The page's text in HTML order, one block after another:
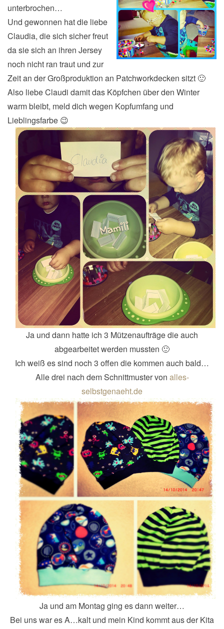
unterbrochen…
Und gewonnen hat die liebe
Claudia, die sich sicher freut
da sie sich an ihren Jersey
noch nicht ran traut und zur
Zeit an der Großproduktion an Patchworkdecken sitzt 🙂
Also liebe Claudi damit das Köpfchen über den Winter
warm bleibt, meld dich wegen Kopfumfang und
Lieblingsfarbe 😉
Ja und dann hatte ich 3 Mützenaufträge die auch
abgearbeitet werden mussten 🙂
Ich weiß es sind noch 3 offen die kommen auch bald…
Alle drei nach dem Schnittmuster von alles-
selbstgenaeht.de
Ja und am Montag ging es dann weiter…
Bei uns war es A…kalt und mein Kind kommt aus der Kita